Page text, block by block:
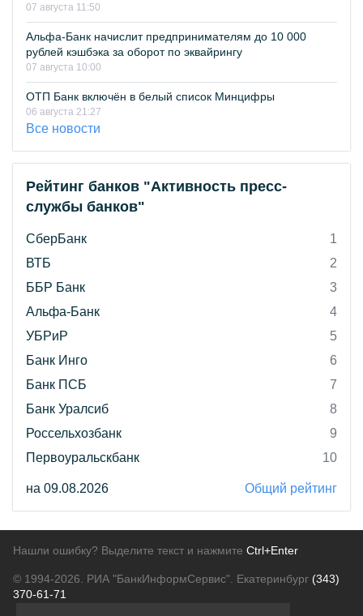
07 августа 11:50
Альфа-Банк начислит предпринимателям до 10 000
рублей кэшбэка за оборот по эквайрингу
07 августа 10:00
ОТП Банк включён в белый список Минцифры
06 августа 21:27
Все новости
Рейтинг банков "Активность пресс-
службы банков"
СберБанк
1
ВТБ
2
ББР Банк
3
Альфа-Банк
4
УБРиР
5
Банк Инго
6
Банк ПСБ
7
Банк Уралсиб
8
Россельхозбанк
9
Первоуральскбанк
10
на 09.08.2026 Общий рейтинг
Нашли ошибку? Выделите текст и нажмите Ctrl+Enter
© 1994-2026. РИА "БанкИнформСервис". Екатеринбург (343)
370-61-71